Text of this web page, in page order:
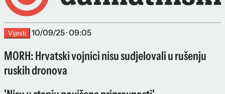
Vijesti 10/09/25 · 09:05
MORH: Hrvatski vojnici nisu sudjelovali u rušenju
ruskih dronova